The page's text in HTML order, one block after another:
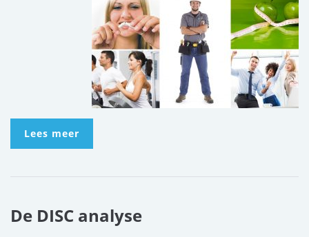
Lees meer
De DISC analyse